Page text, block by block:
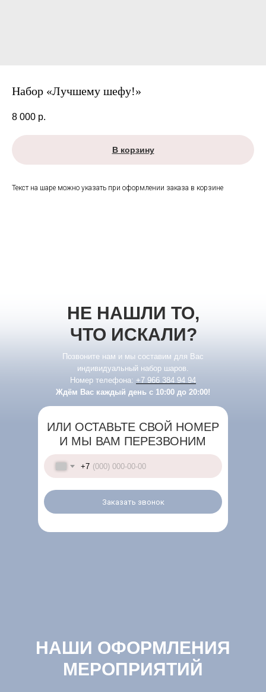
Набор «Лучшему шефу!»
8 000 р.
В корзину
Текст на шаре можно указать при оформлении заказа в корзине
НЕ НАШЛИ ТО,
ЧТО ИСКАЛИ?
Позвоните нам и мы составим для Вас
индивидуальный набор шаров.
Номер телефона: +7 966 384 94 94
Ждём Вас каждый день с 10:00 до 20:00!
ИЛИ ОСТАВЬТЕ СВОЙ НОМЕР
И МЫ ВАМ ПЕРЕЗВОНИМ
+7
Заказать звонок
НАШИ ОФОРМЛЕНИЯ
МЕРОПРИЯТИЙ